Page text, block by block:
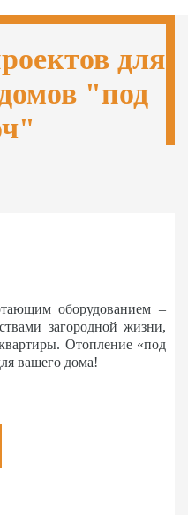
для
"под
оборудованием –
загородной жизни,
Отопление «под
вашего дома!